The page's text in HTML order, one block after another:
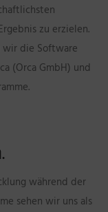
zu erzielen.
wir die Software
(Orca GmbH) und
während der
sehen wir uns als